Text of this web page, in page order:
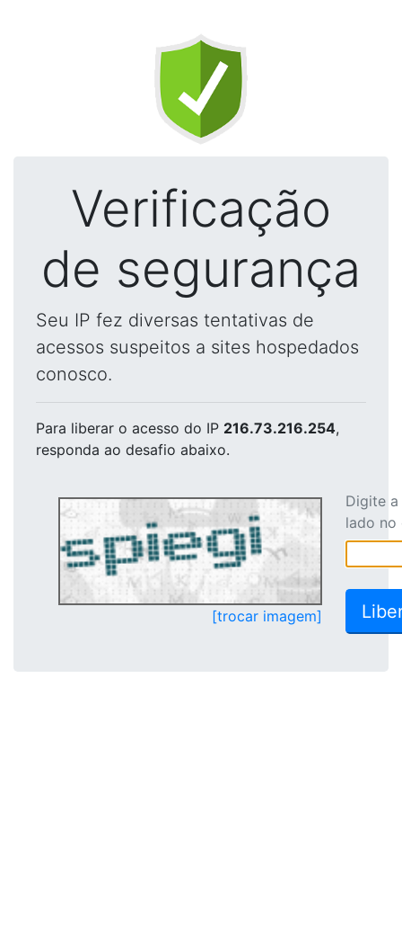
Verificação
de segurança
Seu IP fez diversas tentativas de
acessos suspeitos a sites hospedados
conosco.
Para liberar o acesso do IP 216.73.216.254,
responda ao desafio abaixo.
[trocar imagem]
Digite
lado no